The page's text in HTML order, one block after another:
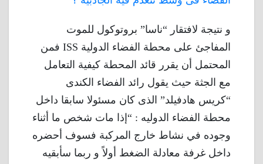
و نتيجة لافتقار “ناسا” بروتوكول للموت
المفاجئ على محطة الفضاء الدولية ISS فمن
المحتمل أن يقرر قائد المحطة كيفية التعامل
مع الجثة حيث يقول رائد الفضاء الكندى
“كريس هادفيلد” الذى كان مسئولا سابقا داخل
محطة الفضاء الدوليه : “إذا مات شخص ما أثناء
وجوده في نشاط خارج المركبة فسوف أحضره
داخل غرفة معادلة الضغط أولاً و ربما سأبقيه